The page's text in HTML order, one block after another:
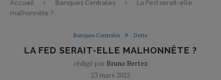
Accueil Banques Centrales
La Fed serait-elle
malhonnête ?
Banques Centrales Dette
LA FED SERAIT-ELLE MALHONNÊTE ?
rédigé par Bruno Bertez
23 mars 2022